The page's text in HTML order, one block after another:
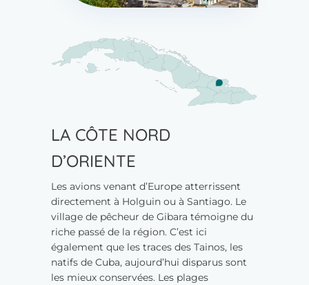
LA CÔTE NORD
D’ORIENTE
Les avions venant d’Europe atterrissent
directement à Holguin ou à Santiago. Le
village de pêcheur de Gibara témoigne du
riche passé de la région. C’est ici
également que les traces des Tainos, les
natifs de Cuba, aujourd’hui disparus sont
les mieux conservées. Les plages